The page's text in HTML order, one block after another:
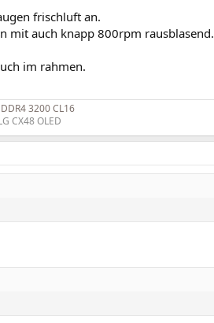
frischluft an.
mit auch knapp 800rpm rausblasend.
im rahmen.
3200 CL16
CX48 OLED